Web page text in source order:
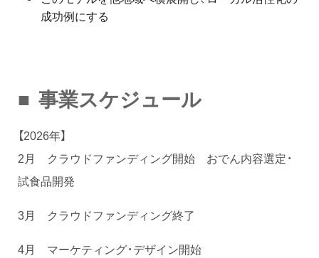
成功例にする
■ 事業スケジュール
【2026年】
2月 クラウドファンディング開始 おでん内容選定・
試食品開発
3月 クラウドファンディング終了
4月 マーケティング・デザイン開始